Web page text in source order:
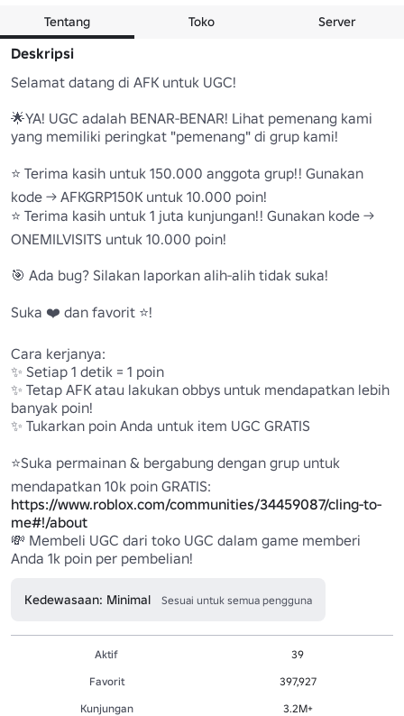
Tentang Toko Server
Deskripsi
Selamat datang di AFK untuk UGC!
🌟YA! UGC adalah BENAR-BENAR! Lihat pemenang kami
yang memiliki peringkat "pemenang" di grup kami!
⭐ Terima kasih untuk 150.000 anggota grup!! Gunakan
kode -> AFKGRP150K untuk 10.000 poin!
⭐ Terima kasih untuk 1 juta kunjungan!! Gunakan kode ->
ONEMILVISITS untuk 10.000 poin!
🎯 Ada bug? Silakan laporkan alih-alih tidak suka!
Suka ❤️ dan favorit ⭐!
Cara kerjanya:
✨ Setiap 1 detik = 1 poin
✨ Tetap AFK atau lakukan obbys untuk mendapatkan lebih
banyak poin!
✨ Tukarkan poin Anda untuk item UGC GRATIS
⭐Suka permainan & bergabung dengan grup untuk
https://www.roblox.com/communities/34459087/cling-to-
me#!/about
💸 Membeli UGC dari toko UGC dalam game memberi
Anda 1k poin per pembelian!
Kedewasaan: Minimal Sesuai untuk semua pengguna
Aktif
39
Favorit
397,927
Kunjungan
3.2M+